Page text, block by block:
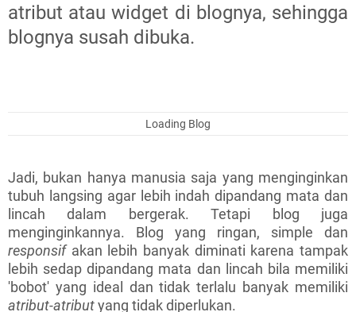
atribut atau widget di blognya, sehingga
blognya susah dibuka.
Loading Blog
Jadi, bukan hanya manusia saja yang menginginkan
tubuh langsing agar lebih indah dipandang mata dan
lincah dalam bergerak. Tetapi blog juga
menginginkannya. Blog yang ringan, simple dan
responsifakan lebih banyak diminati karena tampak
lebih sedap dipandang mata dan lincah bila memiliki
'bobot' yang ideal dan tidak terlalu banyak memiliki
atribut-atributyang tidak diperlukan.